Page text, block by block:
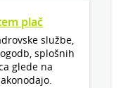
plač
službe,
splošnih
glede na